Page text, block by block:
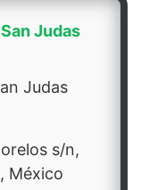
Judas
Judas
s/n,
México